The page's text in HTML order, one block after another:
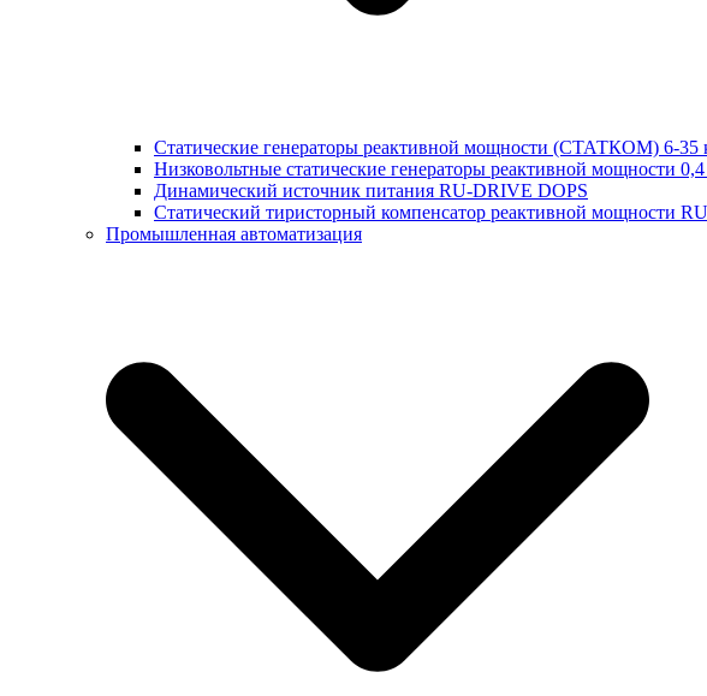
Статические генераторы реактивной мощности (СТАТКОМ) 6-35
Низковольтные статические генераторы реактивной мощности
Динамический источник питания RU-DRIVE DOPS
Cтатический тиристорный компенсатор реактивной мощности
Промышленная автоматизация